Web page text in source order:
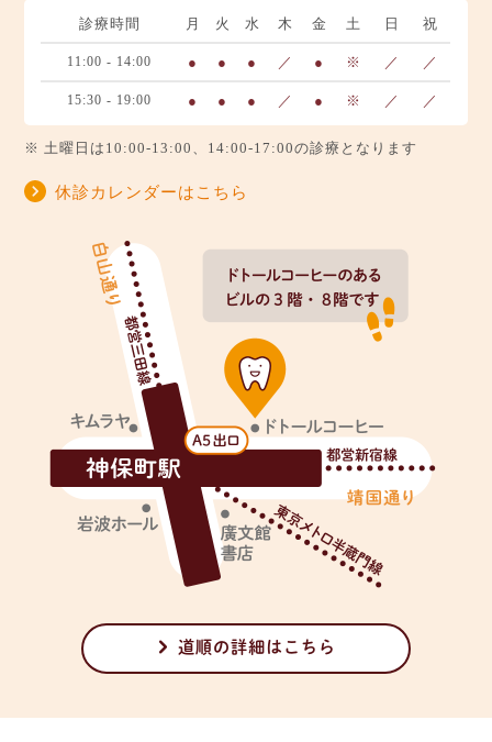
診療時間 月 火 水 木 金 土 日 祝
11:00 - 14:00 ● ● ● ／ ● ※ ／ ／
15:30 - 19:00 ● ● ● ／ ● ※ ／ ／
※ 土曜日は10:00-13:00、14:00-17:00の診療となります
休診カレンダーはこちら
道順の詳細はこちら